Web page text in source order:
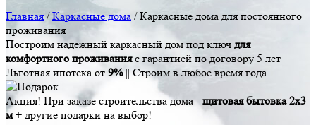
Главная/Каркасные дома /Каркасные дома для постоянного
проживания
Построим надежный каркасный дом под ключ для
комфортного проживанияс гарантией по договору 5 лет
Льготная ипотека от 9%|| Строим в любое время года
Акция! При заказе строительства дома - щитовая бытовка 2х3
м+ другие подарки на выбор!